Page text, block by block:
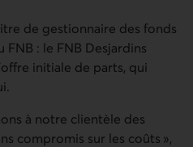
de gestionnaire des fonds
FNB : le FNB Desjardins
initiale de parts, qui
à notre clientèle des
compromis sur les coûts »,